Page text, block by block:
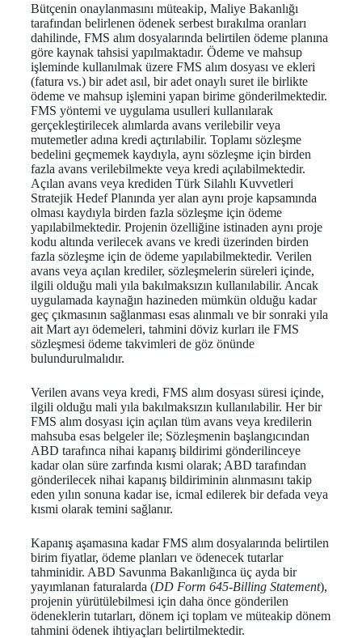
Bütçenin onaylanmasını müteakip, Maliye Bakanlığı
tarafından belirlenen ödenek serbest bırakılma oranları
dahilinde, FMS alım dosyalarında belirtilen ödeme planına
göre kaynak tahsisi yapılmaktadır. Ödeme ve mahsup
işleminde kullanılmak üzere FMS alım dosyası ve ekleri
(fatura vs.) bir adet asıl, bir adet onaylı suret ile birlikte
ödeme ve mahsup işlemini yapan birime gönderilmektedir.
FMS yöntemi ve uygulama usulleri kullanılarak
gerçekleştirilecek alımlarda avans verilebilir veya
mutemetler adına kredi açtırılabilir. Toplamı sözleşme
bedelini geçmemek kaydıyla, aynı sözleşme için birden
fazla avans verilebilmekte veya kredi açılabilmektedir.
Açılan avans veya krediden Türk Silahlı Kuvvetleri
Stratejik Hedef Planında yer alan aynı proje kapsamında
olması kaydıyla birden fazla sözleşme için ödeme
yapılabilmektedir. Projenin özelliğine istinaden aynı proje
kodu altında verilecek avans ve kredi üzerinden birden
fazla sözleşme için de ödeme yapılabilmektedir. Verilen
avans veya açılan krediler, sözleşmelerin süreleri içinde,
ilgili olduğu mali yıla bakılmaksızın kullanılabilir. Ancak
uygulamada kaynağın hazineden mümkün olduğu kadar
geç çıkmasının sağlanması esas alınmalı ve bir sonraki yıla
ait Mart ayı ödemeleri, tahmini döviz kurları ile FMS
sözleşmesi ödeme takvimleri de göz önünde
bulundurulmalıdır.
Verilen avans veya kredi, FMS alım dosyası süresi içinde,
ilgili olduğu mali yıla bakılmaksızın kullanılabilir. Her bir
FMS alım dosyası için açılan tüm avans veya kredilerin
mahsuba esas belgeler ile; Sözleşmenin başlangıcından
ABD tarafınca nihai kapanış bildirimi gönderilinceye
kadar olan süre zarfında kısmi olarak; ABD tarafından
gönderilecek nihai kapanış bildiriminin alınmasını takip
eden yılın sonuna kadar ise, icmal edilerek bir defada veya
kısmi olarak temini sağlanır.
Kapanış aşamasına kadar FMS alım dosyalarında belirtilen
birim fiyatlar, ödeme planları ve ödenecek tutarlar
tahminidir. ABD Savunma Bakanlığınca üç ayda bir
yayımlanan faturalarda (DD Form 645-Billing Statement),
projenin yürütülebilmesi için daha önce gönderilen
ödeneklerin tutarları, dönem içi toplam ve müteakip dönem
tahmini ödenek ihtiyaçları belirtilmektedir.